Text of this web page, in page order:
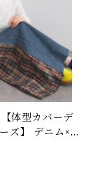
体型カバーデ
ズ】 デニム×チ
スカート / Den
Panel Skirt